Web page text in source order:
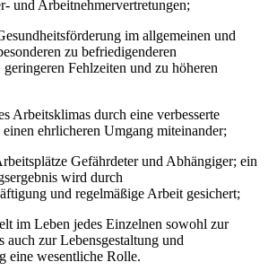
und Arbeitnehmervertretungen;
im allgemeinen und
zu befriedigenderen
Fehlzeiten und zu höheren
Arbeitsklimas durch eine verbesserte
ehrlicheren Umgang miteinander;
Gefährdeter und Abhängiger; ein
wird durch
und regelmäßige Arbeit gesichert;
im Leben jedes Einzelnen sowohl zur
auch zur Lebensgestaltung und
eine wesentliche Rolle.